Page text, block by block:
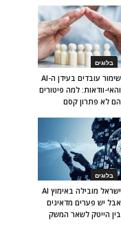
בלוגים
שימור עובדים בעידן ה-AI
והאי-וודאות: למה פיטורים
הם לא פתרון קסם
בלוגים
ישראל מובילה באימוץ AI
אבל יש פערים מדאיגים
בין הייטק לשאר המשק